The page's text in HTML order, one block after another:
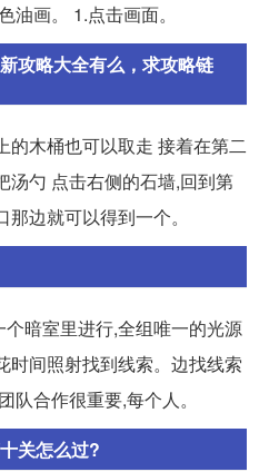
油画。 1.点击画面。
攻略大全有么，求攻略链
的木桶也可以取走 接着在第二
汤勺 点击右侧的石墙,回到第
边就可以得到一个。
暗室里进行,全组唯一的光源
时间照射找到线索。边找线索
队合作很重要,每个人。
关怎么过?